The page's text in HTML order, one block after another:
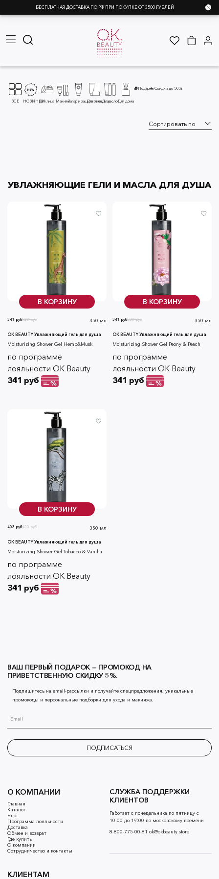
БЕСПЛАТНАЯ ДОСТАВКА ПО РФ ПРИ ПОКУПКЕ ОТ 3500 РУБЛЕЙ
ВСЕ НОВИНКИДля лица МакияжЗагар и защита от солнца
Для телаДля волосДля дома
🎁Подарки🔥 Скидки до 50%
УВЛАЖНЯЮЩИЕ ГЕЛИ И МАСЛА ДЛЯ ДУША
В КОРЗИНУ
620 руб
341 руб 350 мл
OK BEAUTY Увлажняющий гель для душа
Moisturizing Shower Gel Hemp&Musk
по программе
лояльности OK Beauty
341 руб
В КОРЗИНУ
620 руб
341 руб 350 мл
OK BEAUTY Увлажняющий гель для душа
Moisturizing Shower Gel Peony & Peach
по программе
лояльности OK Beauty
341 руб
В КОРЗИНУ
620 руб
403 руб 350 мл
OK BEAUTY Увлажняющий гель для душа
Moisturizing Shower Gel Tobacco & Vanilla
по программе
лояльности OK Beauty
341 руб
О КОМПАНИИ
Главная
Каталог
Блог
Программа лояльности
Доставка
Обмен и возврат
Где купить
О компании
Сотрудничество и контакты
КЛИЕНТАМ
СЛУЖБА ПОДДЕРЖКИ
КЛИЕНТОВ
Работает с понедельника по пятницу с
10:00 до 19:00 по московскому времени
8-800-775-00-81 ok@okbeauty.store
ВАШ ПЕРВЫЙ ПОДАРОК — ПРОМОКОД НА
ПРИВЕТСТВЕННУЮ СКИДКУ 5%.
Подпишитесь на email-рассылки и получайте спецпредложения, уникальные
промокоды и персональные подборки для ухода и макияжа.
ПОДПИСАТЬСЯ